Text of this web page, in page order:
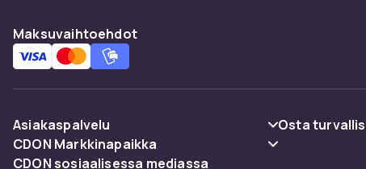
Maksuvaihtoehdot
Asiakaspalvelu
Usein kysyttyä (UKK)
Osta
CDON Markkinapaikka
CDON sosiaalisessa mediassa